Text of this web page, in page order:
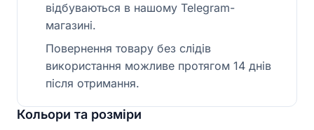
відбуваються в нашому Telegram-
магазині.
Повернення товару без слідів
використання можливе протягом 14 днів
після отримання.
Кольори та розміри